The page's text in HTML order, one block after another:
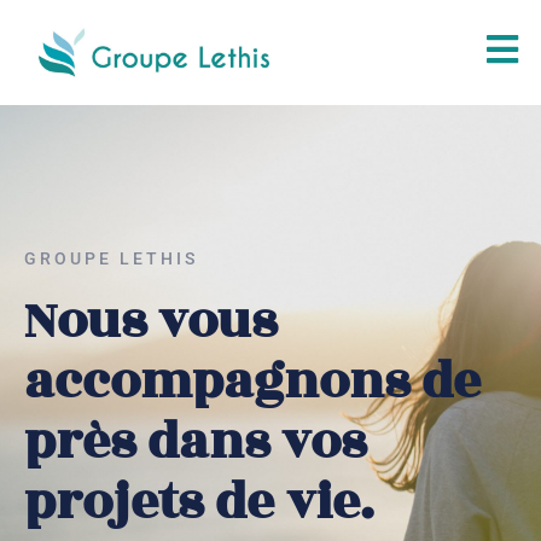
GROUPE LETHIS
Nous vous
accompagnons de
près dans vos
projets de vie.